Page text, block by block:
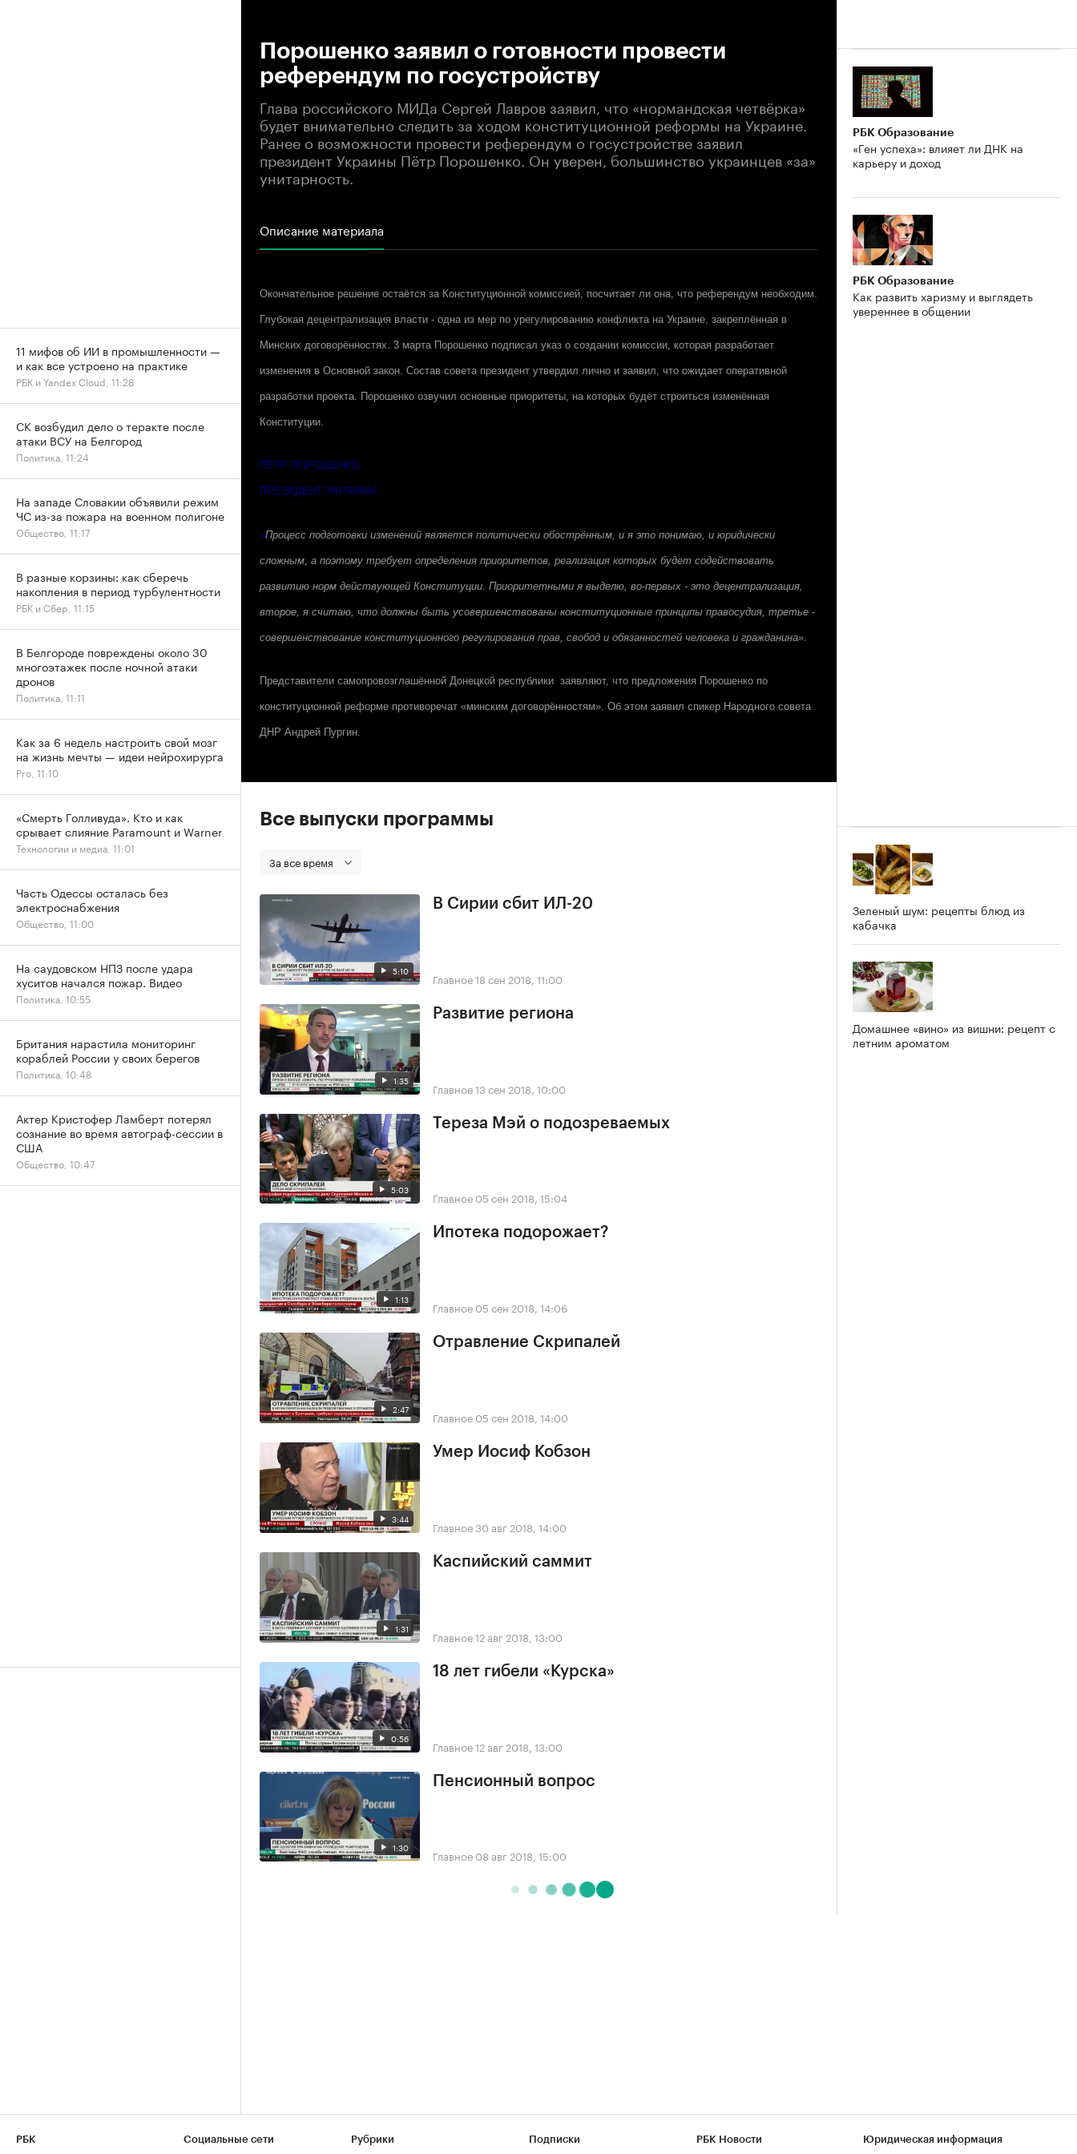
Порошенко заявил о готовности провести
референдум по госустройству
Глава российского МИДа Сергей Лавров заявил, что «нормандская четвёрка»
будет внимательно следить за ходом конституционной реформы на Украине.
Ранее о возможности провести референдум о госустройстве заявил
президент Украины Пётр Порошенко. Он уверен, большинство украинцев «за»
унитарность.
Описание материала
Окончательное решение остаётся за Конституционной комиссией, посчитает ли она , что референдум необходим.
Глубокая децентрализация власти - одна из мер по урегулированию конфликта на Украине, закреплённая в
Минских договорённостях. 3 марта Порошенко подписал указ о создании комиссии, которая разработает
изменения в Основной закон. Состав совета президент утвердил лично и заявил, что ожидает оперативной
разработки проекта. Порошенко озвучил основные приоритеты, на которых будет строиться изменённая
Конституции.
ПЁТР ПОРОШЕНКО
ПРЕЗИДЕНТ УКРАИНЫ
«Процесс подготовки изменений является политически обострённым, и я это понимаю, и юридически
сложным, а поэтому требует определения приоритетов, реализация которых будет содействовать
развитию норм действующей Конституции. Приоритетными я выделю, во-первых - это децентрализация,
второе, я считаю, что должны быть усовершенствованы конституционные принципы правосудия, третье -
совершенствование конституционного регулирования прав, свобод и обязанностей человека и гражданина».
Представители самопровозглашённой Донецкой республики заявляют, что предложения Порошенко по
конституционной реформе противоречат «минским договорённостям». Об этом заявил спикер Народного совета
ДНР Андрей Пургин.
Все выпуски программы
За все время
5:10
В Сирии сбит ИЛ-20
Главное18 сен 2018, 11:00
1:35
Развитие региона
Главное13 сен 2018, 10:00
5:03
Тереза Мэй о подозреваемых
Главное 05 сен 2018, 15:04
1:13
Ипотека подорожает?
Главное 05 сен 2018, 14:06
2:47
Отравление Скрипалей
Главное 05 сен 2018, 14:00
3:44
Умер Иосиф Кобзон
Главное30 авг 2018, 14:00
1:31
Каспийский саммит
Главное12 авг 2018, 13:00
0:56
18 лет гибели «Курска»
Главное12 авг 2018, 13:00
1:30
Пенсионный вопрос
Главное 08 авг 2018, 15:00
РБК Образование
«Ген успеха»: влияет ли ДНК на
карьеру и доход
РБК Образование
Как развить харизму и выглядеть
увереннее в общении
Зеленый шум: рецепты блюд из
кабачка
Домашнее «вино» из вишни: рецепт с
летним ароматом
11 мифов об ИИ в промышленности —
и как все устроено на практике
РБК и Yandex Cloud, 11:28
СК возбудил дело о теракте после
атаки ВСУ на Белгород
Политика, 11:24
На западе Словакии объявили режим
ЧС из-за пожара на военном полигоне
Общество, 11:17
В разные корзины: как сберечь
накопления в период турбулентности
РБК и Сбер, 11:15
В Белгороде повреждены около 30
многоэтажек после ночной атаки
дронов
Политика, 11:11
Как за 6 недель настроить свой мозг
на жизнь мечты — идеи нейрохирурга
Pro, 11:10
«Смерть Голливуда». Кто и как
срывает слияние Paramount и Warner
Технологии и медиа, 11:01
Часть Одессы осталась без
электроснабжения
Общество, 11:00
На саудовском НПЗ после удара
хуситов начался пожар. Видео
Политика, 10:55
Британия нарастила мониторинг
кораблей России у своих берегов
Политика, 10:48
Актер Кристофер Ламберт потерял
сознание во время автограф-сессии в
США
Общество, 10:47
РБК Социальные сети Рубрики Подписки РБК Новости Юридическая информация